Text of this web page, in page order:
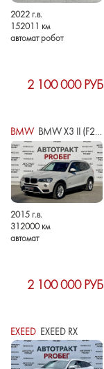
2022 г.в.
152011 км
автомат робот
2 100 000 РУБ
BMW BMW X3 II (F25) РЕСТАЙЛИНГ
2015 г.в.
312000 км
автомат
2 100 000 РУБ
EXEED EXEED RX